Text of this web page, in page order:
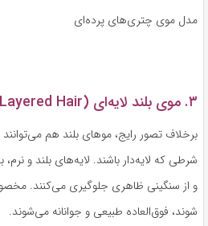
مدل موی چتری‌های پرده‌ای
۳. موی بلند لایه‌ای (Long Layered Hair)
برخلاف تصور رایج، موهای بلند هم
شرطی که لایه‌دار باشند. لایه‌های بلند و
و از سنگینی ظاهری جلوگیری می‌کنند.
شوند، فوق‌العاده طبیعی و جوانانه می‌شوند.